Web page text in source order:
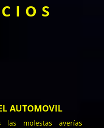
AUTOMOVIL
las molestas averías